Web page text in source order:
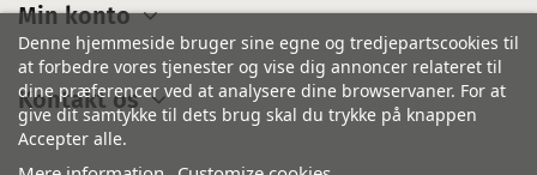
Min konto
Kontakt os
Denne hjemmeside bruger sine egne og tredjepartscookies til
at forbedre vores tjenester og vise dig annoncer relateret til
dine præferencer ved at analysere dine browservaner. For at
give dit samtykke til dets brug skal du trykke på knappen
Accepter alle.